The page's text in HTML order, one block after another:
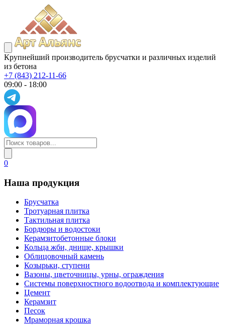
Крупнейший производитель брусчатки и различных изделий
из бетона
+7 (843) 212-11-66
09:00 - 18:00
0
Наша продукция
Брусчатка
Тротуарная плитка
Тактильная плитка
Бордюры и водостоки
Керамзитобетонные блоки
Кольца жби, днище, крышки
Облицовочный камень
Козырьки, ступени
Вазоны, цветочницы, урны, ограждения
Системы поверхностного водоотвода и комплектующие
Цемент
Керамзит
Песок
Мраморная крошка